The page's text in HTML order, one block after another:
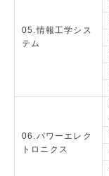
05.情報工学シス
テム
06.パワーエレク
トロニクス